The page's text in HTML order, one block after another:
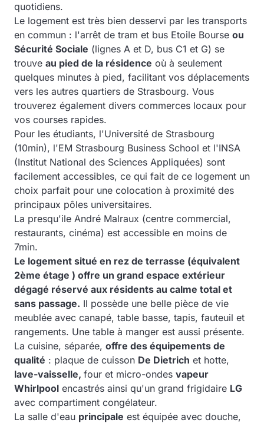
quotidiens.
Le logement est très bien desservi par les transports
en commun : l'arrêt de tram et bus Etoile Bourse ou
Sécurité Sociale (lignes A et D, bus C1 et G) se
trouve au pied de la résidence où à seulement
quelques minutes à pied, facilitant vos déplacements
vers les autres quartiers de Strasbourg. Vous
trouverez également divers commerces locaux pour
vos courses rapides.
Pour les étudiants, l'Université de Strasbourg
(10min), l'EM Strasbourg Business School et l'INSA
(Institut National des Sciences Appliquées) sont
facilement accessibles, ce qui fait de ce logement un
choix parfait pour une colocation à proximité des
principaux pôles universitaires.
La presqu'ile André Malraux (centre commercial,
restaurants, cinéma) est accessible en moins de
7min.
Le logement situé en rez de terrasse (équivalent
2ème étage ) offre un grand espace extérieur
dégagé réservé aux résidents au calme total et
sans passage. Il possède une belle pièce de vie
meublée avec canapé, table basse, tapis, fauteuil et
rangements. Une table à manger est aussi présente.
La cuisine, séparée, offre des équipements de
qualité : plaque de cuisson De Dietrich et hotte,
lave-vaisselle, four et micro-ondes vapeur
Whirlpool encastrés ainsi qu'un grand frigidaire LG
avec compartiment congélateur.
La salle d'eau principale est équipée avec douche,